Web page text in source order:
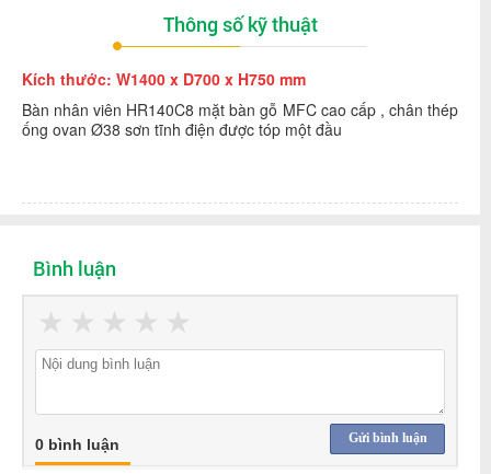
Thông số kỹ thuật
Kích thước: W1400 x D700 x H750 mm
Bàn nhân viên HR140C8 mặt bàn gỗ MFC cao cấp , chân thép
ống ovan Ø38 sơn tĩnh điện được tóp một đầu
Bình luận
★
★
★
★
★
Gửi bình luận
0 bình luận